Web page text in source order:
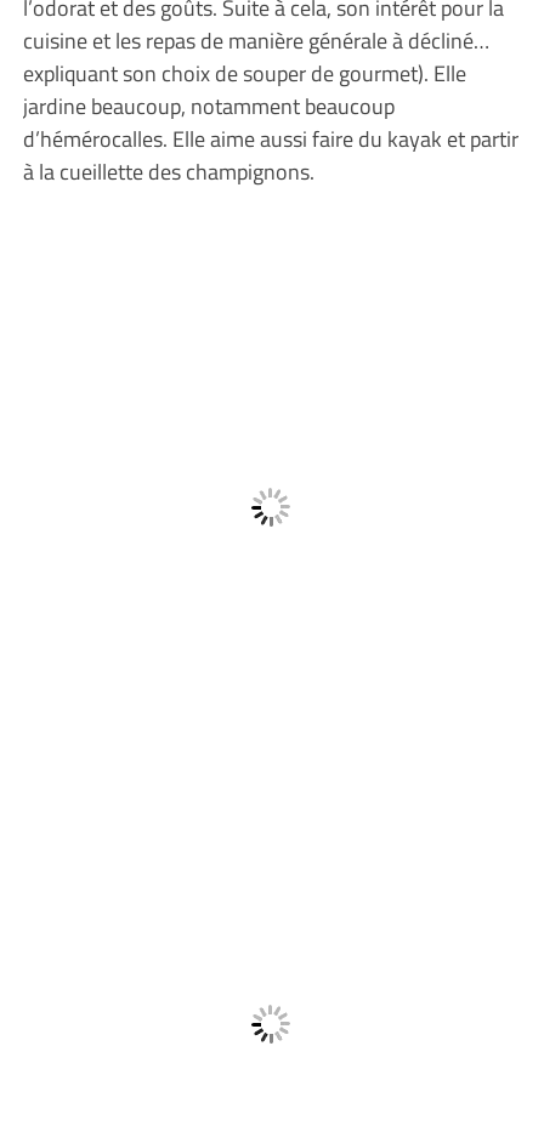
l’odorat et des goûts. Suite à cela, son intérêt pour la
cuisine et les repas de manière générale à décliné…
expliquant son choix de souper de gourmet). Elle
jardine beaucoup, notamment beaucoup
d’hémérocalles. Elle aime aussi faire du kayak et partir
à la cueillette des champignons.